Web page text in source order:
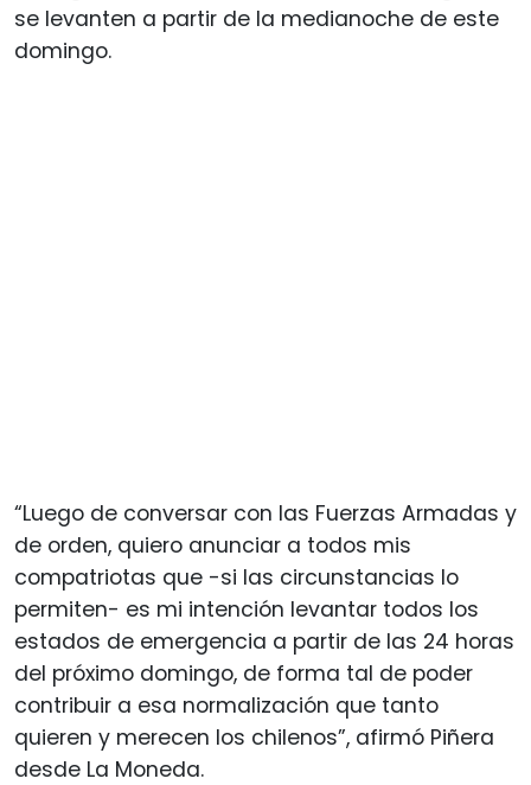
se levanten a partir de la medianoche de este
domingo.
“Luego de conversar con las Fuerzas Armadas y
de orden, quiero anunciar a todos mis
compatriotas que -si las circunstancias lo
permiten- es mi intención levantar todos los
estados de emergencia a partir de las 24 horas
del próximo domingo, de forma tal de poder
contribuir a esa normalización que tanto
quieren y merecen los chilenos”, afirmó Piñera
desde La Moneda.